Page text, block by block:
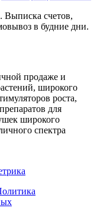
счетов,
в будние дни.
продаже и
широкого
роста,
для
широкого
спектра